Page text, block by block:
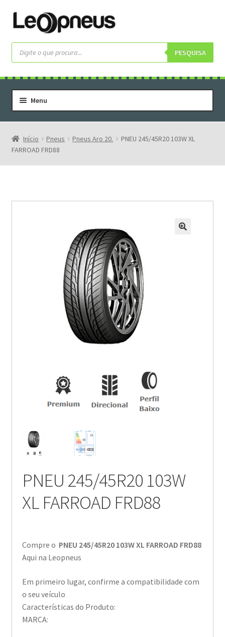
Pular
para
navegação
Pular
para
o
conteúdo
Pesquisar
produtos PESQUISA
Menu
Home
Serviços
Rodas
Início Pneus Pneus Aro 20.
PNEU 245/45R20 103W XL
FARROAD FRD88
PNEU 245/45R20 103W
XL FARROAD FRD88
Compre o PNEU 245/45R20 103W XL FARROAD FRD88
Aqui na Leopneus
Em primeiro lugar, confirme a compatibilidade com
o seu veículo
Características do Produto:
MARCA: